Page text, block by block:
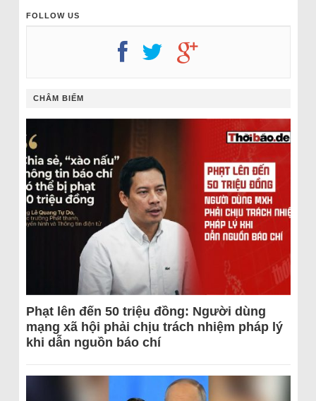
FOLLOW US
CHÂM BIẾM
Phạt lên đến 50 triệu đồng: Người dùng
mạng xã hội phải chịu trách nhiệm pháp lý
khi dẫn nguồn báo chí